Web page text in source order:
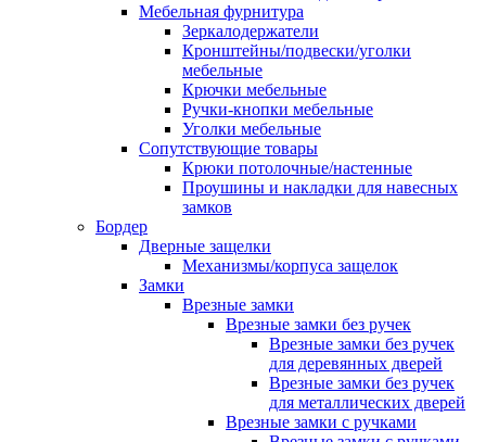
Мебельная фурнитура
Зеркалодержатели
Кронштейны/подвески/уголки
мебельные
Крючки мебельные
Ручки-кнопки мебельные
Уголки мебельные
Сопутствующие товары
Крюки потолочные/настенные
Проушины и накладки для навесных
замков
Бордер
Дверные защелки
Механизмы/корпуса защелок
Замки
Врезные замки
Врезные замки без ручек
Врезные замки без ручек
для деревянных дверей
Врезные замки без ручек
для металлических дверей
Врезные замки с ручками